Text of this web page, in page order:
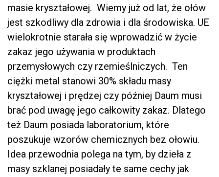
masie kryształowej. Wiemy już od lat, że ołów
jest szkodliwy dla zdrowia i dla środowiska. UE
wielokrotnie starała się wprowadzić w życie
zakaz jego używania w produktach
przemysłowych czy rzemieślniczych. Ten
ciężki metal stanowi 30% składu masy
kryształowej i prędzej czy później Daum musi
brać pod uwagę jego całkowity zakaz. Dlatego
też Daum posiada laboratorium, które
poszukuje wzorów chemicznych bez ołowiu.
Idea przewodnia polega na tym, by dzieła z
masy szklanej posiadały te same cechy jak